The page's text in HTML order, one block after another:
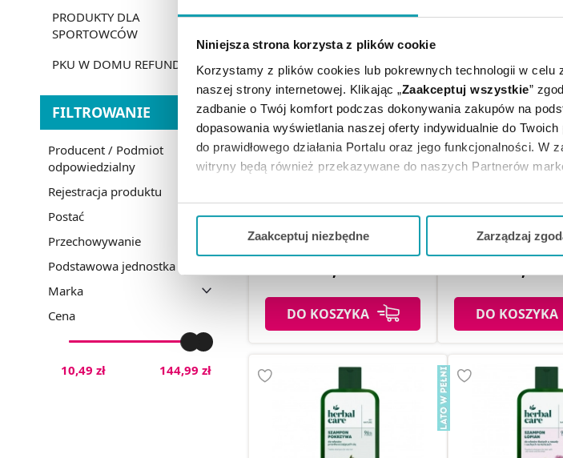
Niniejsza strona korzysta z plików cookie
Korzystamy z plików cookies lub pokrewnych technologii w
naszej strony internetowej. Klikając „Zaakceptuj wszystkie”
zadbanie o Twój komfort podczas dokonywania zakupów na
dopasowania wyświetlania naszej oferty indywidualnie do
do prawidłowego działania Portalu oraz jego funkcjonalności.
witryny będą również przekazywane do naszych Partnerów
Jeżeli chcesz dostosować swoją zgodę i wybrać tylko niektóre
Ciebie danych, które nie są niezbędne dla funkcjonowania
wszystkich funkcjonalności Strony.
Zaakceptuj niezbędne Zarządzaj
PRODUKTY DLA
SPORTOWCÓW
PKU W DOMU REFUNDACJA
FILTROWANIE
Producent / Podmiot
odpowiedzialny
Rejestracja produktu
Postać
Przechowywanie
Podstawowa jednostka miary
Marka
Cena
10,49 zł 144,99 zł
przeciwłupieżowy hamujący
wypadanie włosów 200 ml
45,09 zł
DO KOSZYKA
oczyszczający
kwas
18,49 zł
DO KOSZYKA